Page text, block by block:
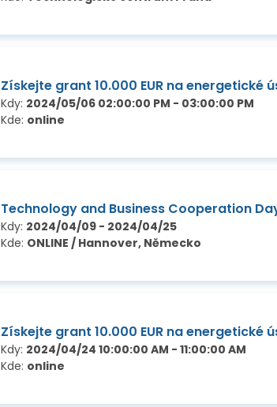
Získejte grant 10.000 EUR na energetické
Kdy: 2024/05/06 02:00:00 PM - 03:00:00 PM
Kde: online
Technology and Business Cooperation
Kdy: 2024/04/09 - 2024/04/25
Kde: ONLINE / Hannover, Německo
Získejte grant 10.000 EUR na energetické
Kdy: 2024/04/24 10:00:00 AM - 11:00:00 AM
Kde: online